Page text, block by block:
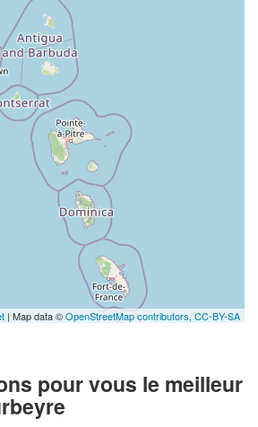
| Map data ©OpenStreetMap contributors, CC-BY-SA
pour vous le meilleur